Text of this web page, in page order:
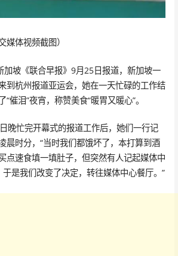
媒体视频截图）
加坡《联合早报》9月25日报道，新加坡一
到杭州报道亚运会，她在一天忙碌的工作结
催泪”夜宵，称赞美食“暖胃又暖心”。
晚忙完开幕式的报道工作后，她们一行记
晨时分，“当时我们都饿坏了，本打算到酒
点速食填一填肚子，但突然有人记起媒体中
是我们改变了决定，转往媒体中心餐厅。”